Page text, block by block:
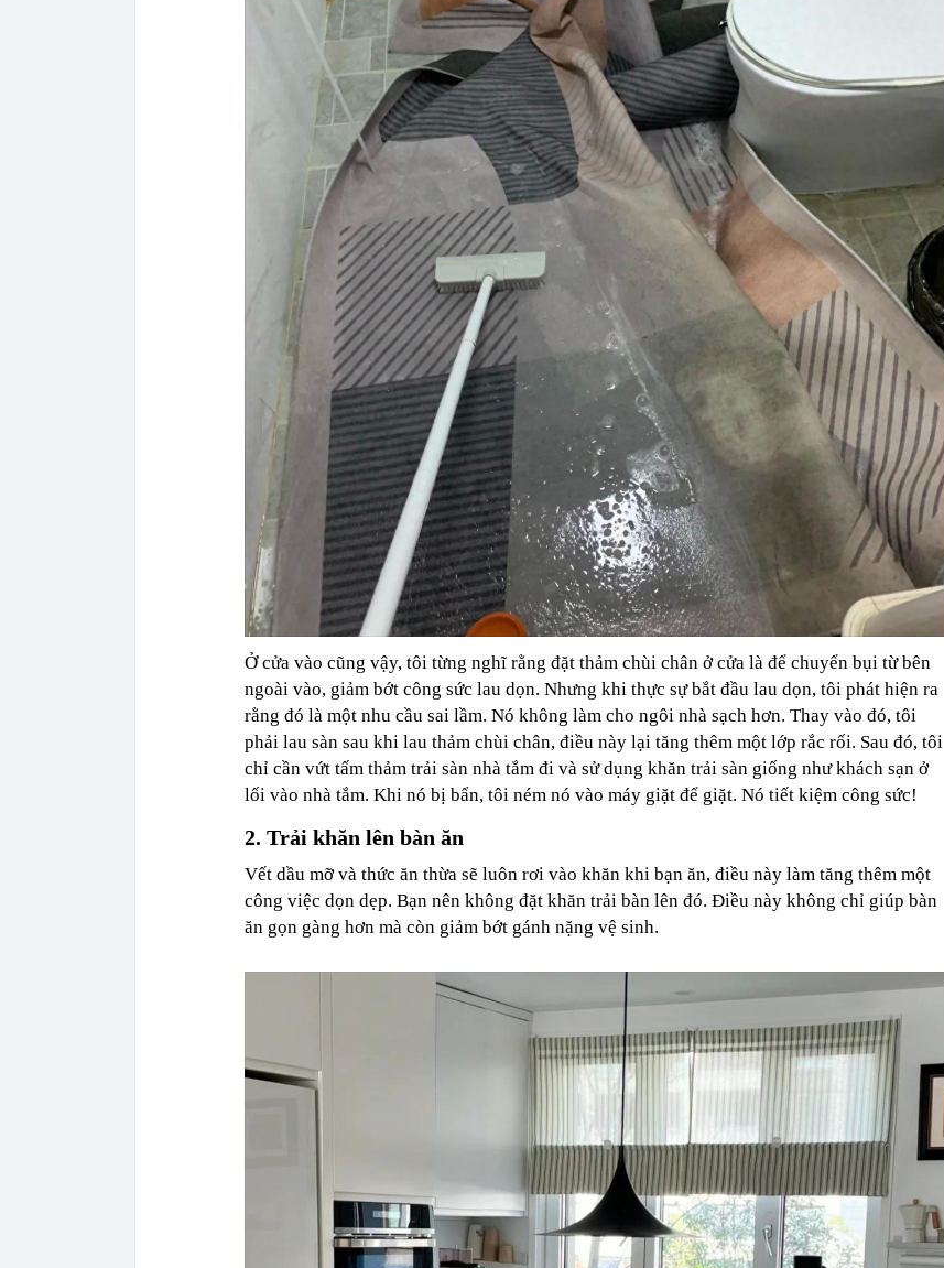
Ở cửa vào cũng vậy, tôi từng nghĩ rằng đặt thảm chùi chân ở cửa là để chuyển bụi từ bên
ngoài vào, giảm bớt công sức lau dọn. Nhưng khi thực sự bắt đầu lau dọn, tôi phát hiện ra
rằng đó là một nhu cầu sai lầm. Nó không làm cho ngôi nhà sạch hơn. Thay vào đó, tôi
phải lau sàn sau khi lau thảm chùi chân, điều này lại tăng thêm một lớp rắc rối. Sau đó, tôi
chỉ cần vứt tấm thảm trải sàn nhà tắm đi và sử dụng khăn trải sàn giống như khách sạn ở
lối vào nhà tắm. Khi nó bị bẩn, tôi ném nó vào máy giặt để giặt. Nó tiết kiệm công sức!
2. Trải khăn lên bàn ăn
Vết dầu mỡ và thức ăn thừa sẽ luôn rơi vào khăn khi bạn ăn, điều này làm tăng thêm một
công việc dọn dẹp. Bạn nên không đặt khăn trải bàn lên đó. Điều này không chỉ giúp bàn
ăn gọn gàng hơn mà còn giảm bớt gánh nặng vệ sinh.